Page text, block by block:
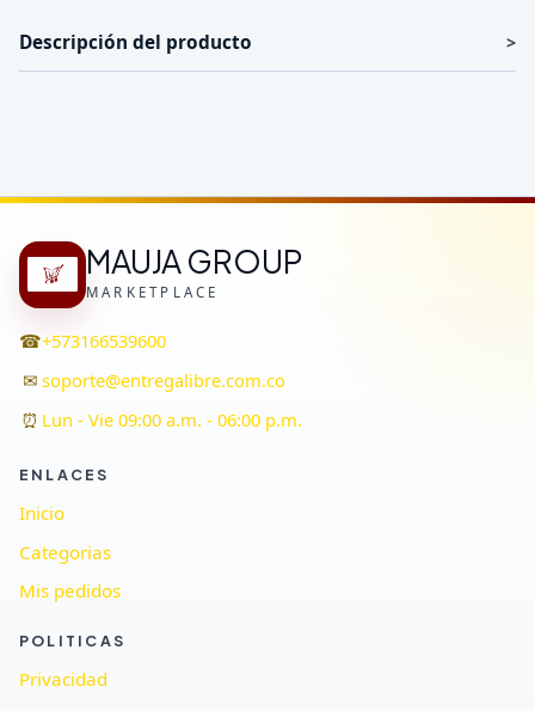
Descripción del producto
MAUJA GROUP
MARKETPLACE
☎+573166539600
✉ soporte@entregalibre.com.co
⏰ Lun - Vie 09:00 a.m. - 06:00 p.m.
ENLACES
Inicio
Categorias
Mis pedidos
POLITICAS
Privacidad